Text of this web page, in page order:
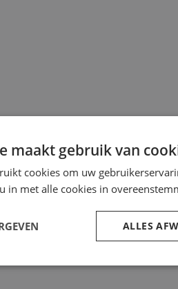
maakt gebruik van
cookies om uw
in met alle cookies in
ALLES